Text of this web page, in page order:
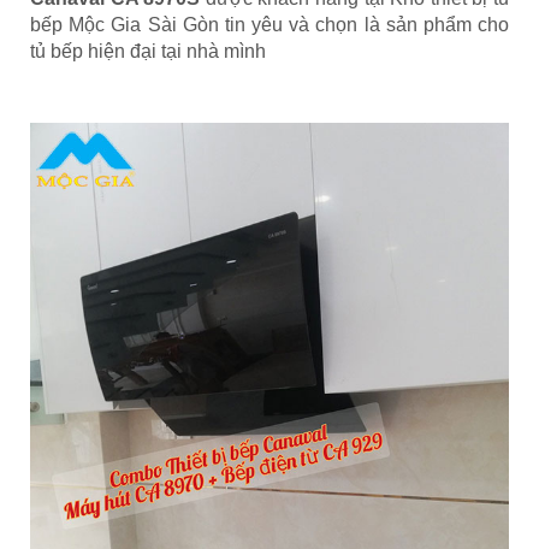
bếp Mộc Gia Sài Gòn tin yêu và chọn là sản phẩm cho
tủ bếp hiện đại tại nhà mình